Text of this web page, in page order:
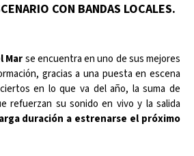
CON BANDAS LOCALES.
Marse encuentra en uno de sus mejores
gracias a una puesta en escena
en lo que va del año, la suma de
refuerzan su sonido en vivo y la salida
duración a estrenarse el próximo